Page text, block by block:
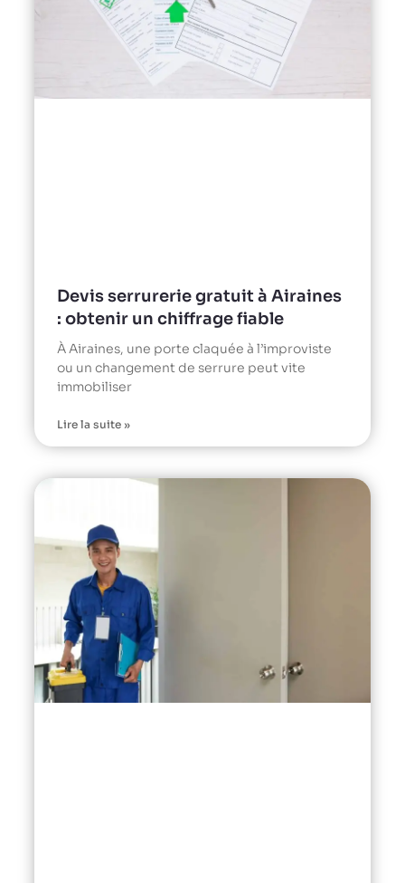
Devis serrurerie gratuit à Airaines
: obtenir un chiffrage fiable
À Airaines, une porte claquée à l’improviste
ou un changement de serrure peut vite
immobiliser
Lire la suite »